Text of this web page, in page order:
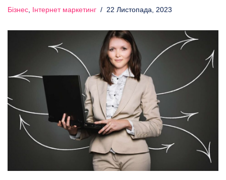
Бізнес, Інтернет маркетинг 22 Листопада, 2023